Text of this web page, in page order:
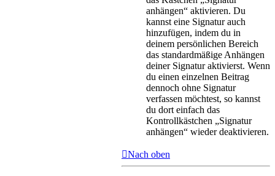
anhängen“ aktivieren. Du
kannst eine Signatur auch
hinzufügen, indem du in
deinem persönlichen Bereich
das standardmäßige Anhängen
deiner Signatur aktivierst. Wenn
du einen einzelnen Beitrag
dennoch ohne Signatur
verfassen möchtest, so kannst
du dort einfach das
Kontrollkästchen „Signatur
anhängen“ wieder deaktivieren.
Nach oben